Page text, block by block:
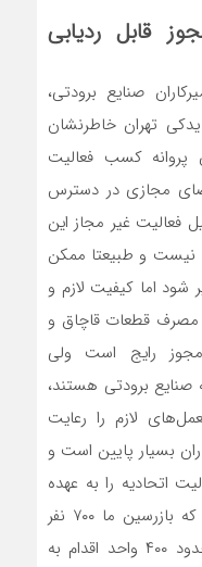
قابل ردیابی
صنایع برودتی،
تهران خاطرنشان
بدون پروانه کسب فعالیت
مجازی در دسترس
فعالیت غیر مجاز این
نیست و طبیعتا ممکن
اما کیفیت لازم و
مصرف قطعات قاچاق و
مجوز رایج است ولی
صنایع برودتی هستند،
لازم را رعایت
بسیار پایین است و
اتحادیه را به عهده
دارم چیزی حدود ۱۰۷۰ عضو داشتیم که بازرسین ما ۷۰۰ نفر
واحد غیرمجاز را شناسایی کرده و حدود ۴۰۰ واحد اقدام به